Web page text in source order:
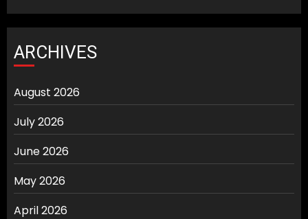
ARCHIVES
August 2026
July 2026
June 2026
May 2026
April 2026